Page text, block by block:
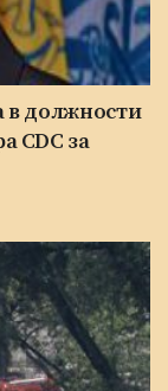
в должности
CDC за